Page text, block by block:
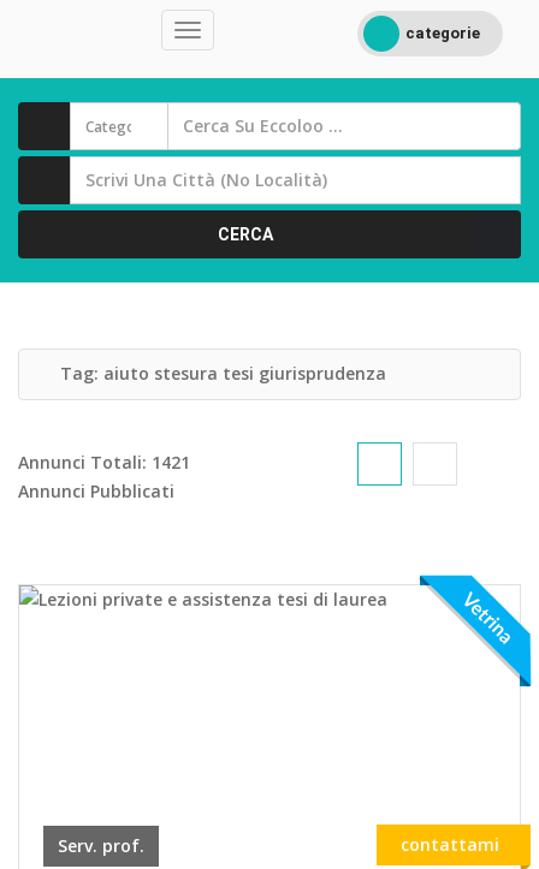
categorie
CERCA
Tag: aiuto stesura tesi giurisprudenza
Annunci Totali: 1421
Annunci Pubblicati
Vetrina
Serv. prof. contattami